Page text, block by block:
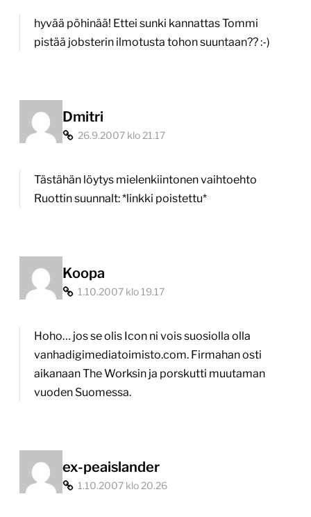
hyvää pöhinää! Ettei sunki kannattas Tommi
pistää jobsterin ilmotusta tohon suuntaan?? :-)
Dmitri
26.9.2007 klo 21.17
Tästähän löytys mielenkiintonen vaihtoehto
Ruottin suunnalt: *linkki poistettu*
Koopa
1.10.2007 klo 19.17
Hoho… jos se olis Icon ni vois suosiolla olla
vanhadigimediatoimisto.com. Firmahan osti
aikanaan The Worksin ja porskutti muutaman
vuoden Suomessa.
ex-peaislander
1.10.2007 klo 20.26